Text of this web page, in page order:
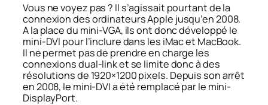
Vous ne voyez pas ? Il s’agissait pourtant de la
connexion des ordinateurs Apple jusqu’en 2008.
A la place du mini-VGA, ils ont donc développé le
mini-DVI pour l’inclure dans les iMac et MacBook.
Il ne permet pas de prendre en charge les
connexions dual-link et se limite donc à des
résolutions de 1920×1200 pixels. Depuis son arrêt
en 2008, le mini-DVI a été remplacé par le mini-
DisplayPort.